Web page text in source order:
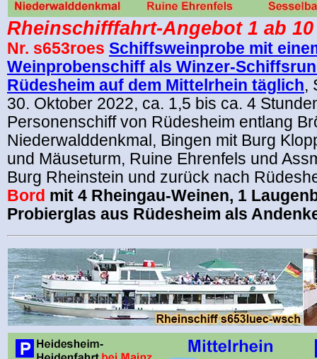
Rheinschifffahrt-Angebot 1 ab
Nr. s653roes Schiffsweinprobe mit
Weinprobenschiff als Winzer-
Rüdesheim auf dem Mittelrhein täglich,
30. Oktober 2022, ca. 1,5 bis ca. 4
Personenschiff von Rüdesheim entlang
Niederwalddenkmal, Bingen mit Burg
und Mäuseturm, Ruine Ehrenfels und
Burg Rheinstein und zurück nach
Bord mit 4 Rheingau-Weinen, 1
Probierglas aus Rüdesheim als